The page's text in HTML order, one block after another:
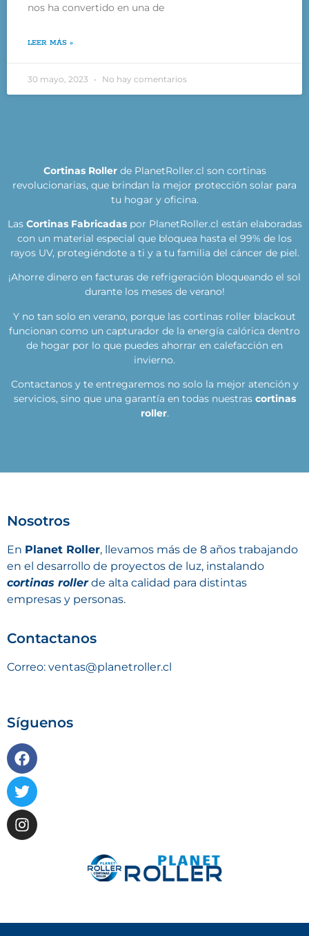
nos ha convertido en una de
LEER MÁS »
30 mayo, 2023 No hay comentarios
Cortinas Rollerde PlanetRoller.cl son cortinas
revolucionarias, que brindan la mejor protección solar para
tu hogar y oficina.
Las Cortinas Fabricadaspor PlanetRoller.cl están elaboradas
con un material especial que bloquea hasta el 99% de los
rayos UV, protegiéndote a ti y a tu familia del cáncer de piel.
¡Ahorre dinero en facturas de refrigeración bloqueando el sol
durante los meses de verano!
Y no tan solo en verano, porque las cortinas roller blackout
funcionan como un capturador de la energía calórica dentro
de hogar por lo que puedes ahorrar en calefacción en
invierno.
Contactanos y te entregaremos no solo la mejor atención y
servicios, sino que una garantía en todas nuestras cortinas
roller.
Nosotros
En Planet Roller, llevamos más de 8 años trabajando
en el desarrollo de proyectos de luz, instalando
cortinas rollerde alta calidad para distintas
empresas y personas.
Contactanos
Correo: ventas@planetroller.cl
Síguenos